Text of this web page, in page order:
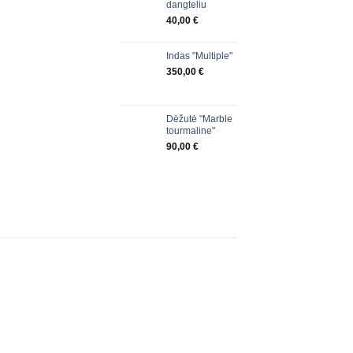
dangteliu
40,00 €
Indas "Multiple"
350,00 €
Dėžutė "Marble
tourmaline"
90,00 €